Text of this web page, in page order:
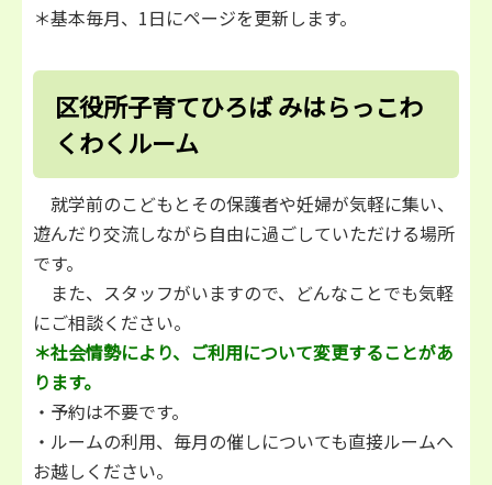
＊基本毎月、1日にページを更新します。
区役所子育てひろば みはらっこわ
くわくルーム
就学前のこどもとその保護者や妊婦が気軽に集い、
遊んだり交流しながら自由に過ごしていただける場所
です。
また、スタッフがいますので、どんなことでも気軽
にご相談ください。
＊社会情勢により、ご利用について変更することがあ
ります。
・予約は不要です。
・ルームの利用、毎月の催しについても直接ルームへ
お越しください。